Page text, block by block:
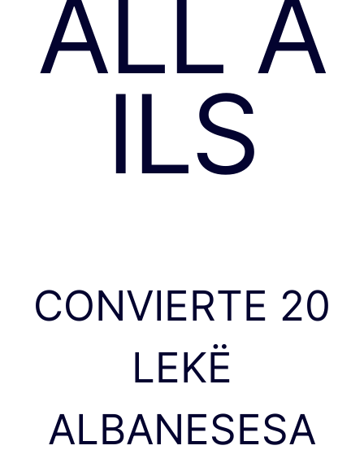
ALL A
ILS
CONVIERTE 20
LEKË
ALBANESESA